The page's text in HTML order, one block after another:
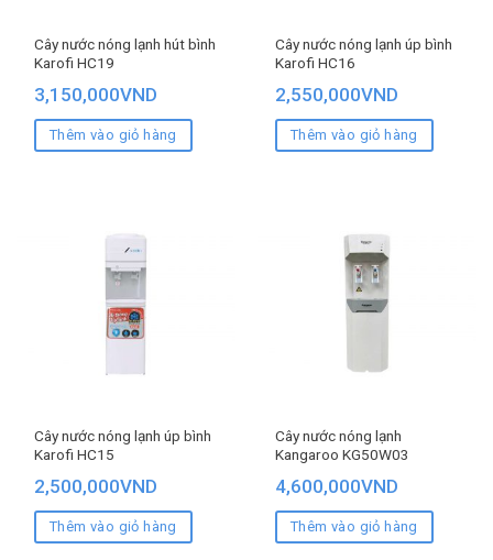
Cây nước nóng lạnh hút bình
Karofi HC19
3,150,000VND
Thêm vào giỏ hàng
Cây nước nóng lạnh úp bình
Karofi HC16
2,550,000VND
Thêm vào giỏ hàng
Cây nước nóng lạnh úp bình
Karofi HC15
2,500,000VND
Thêm vào giỏ hàng
Cây nước nóng lạnh
Kangaroo KG50W03
4,600,000VND
Thêm vào giỏ hàng